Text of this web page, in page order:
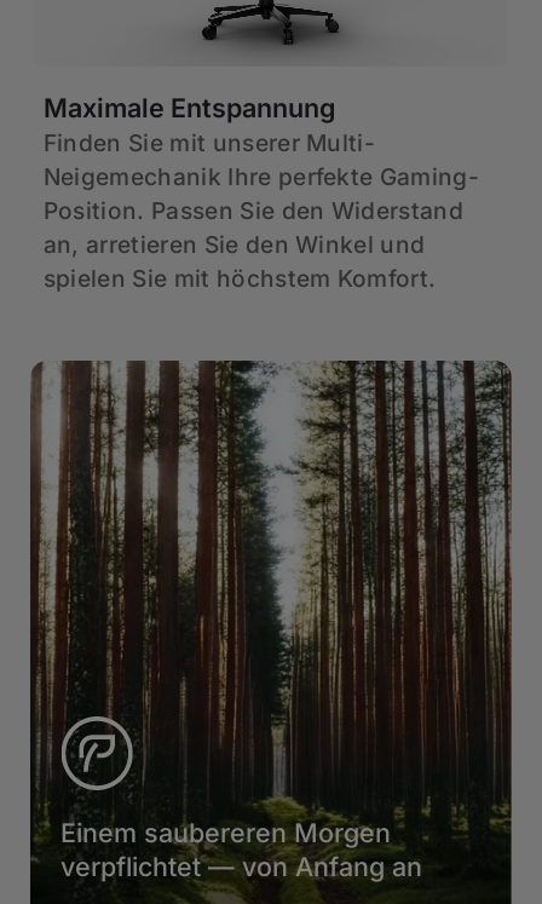
Maximale Entspannung
Finden Sie mit unserer Multi-
Neigemechanik Ihre perfekte Gaming-
Position. Passen Sie den Widerstand
an, arretieren Sie den Winkel und
spielen Sie mit höchstem Komfort.
Einem saubereren Morgen
verpflichtet — von Anfang an